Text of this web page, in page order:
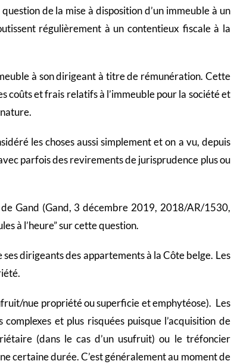
de la mise à disposition d’un immeuble à un
régulièrement à un contentieux fiscale à la
à son dirigeant à titre de rémunération. Cette
coûts et frais relatifs à l’immeuble pour la société et
les choses aussi simplement et on a vu, depuis
parfois des revirements de jurisprudence plus ou
Gand (Gand, 3 décembre 2019, 2018/AR/1530,
à l’heure” sur cette question.
dirigeants des appartements à la Côte belge. Les
nue propriété ou superficie et emphytéose). Les
et plus risquées puisque l’acquisition de
(dans le cas d’un usufruit) ou le tréfoncier
certaine durée. C’est généralement au moment de